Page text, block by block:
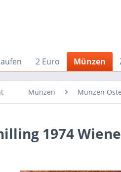
2 Euro Münzen
Münzen Münzen
1974